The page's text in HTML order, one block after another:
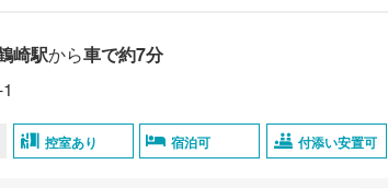
崎駅から車で約7分
控室あり 宿泊可 付添い安置可